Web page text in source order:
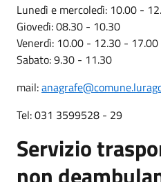
Lunedì e mercoledì: 10.00 -
Giovedì: 08.30 - 10.30
Venerdì: 10.00 - 12.30 -
Sabato: 9.30 - 11.30
mail:
Tel: 031 3599528 - 29
Servizio